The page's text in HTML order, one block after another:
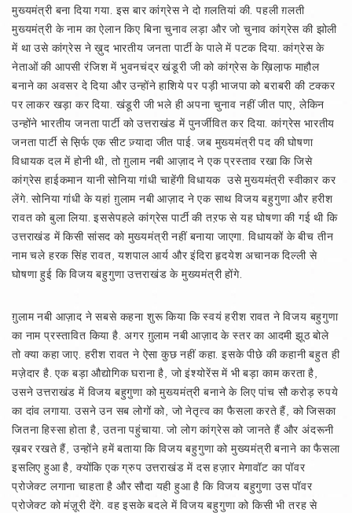
मुख्यमंत्री बना दिया गया. इस बार कांग्रेस ने दो ग़लतियां की. पहली ग़लती
मुख्यमंत्री के नाम का ऐलान किए बिना चुनाव लड़ा और जो चुनाव कांग्रेस की झोली
में था उसे कांग्रेस ने ख़ुद भारतीय जनता पार्टी के पाले में पटक दिया. कांग्रेस के
नेताओं की आपसी रंजिश में भुवनचंद्र खंडूरी जी को कांग्रेस के ख़िला़फ माहौल
बनाने का अवसर दे दिया और उन्होंने हाशिये पर पड़ी भाजपा को बराबरी की टक्कर
पर लाकर खड़ा कर दिया. खंडूरी जी भले ही अपना चुनाव नहीं जीत पाए, लेकिन
उन्होंने भारतीय जनता पार्टी को उत्तराखंड में पुनर्जीवित कर दिया. कांग्रेस भारतीय
जनता पार्टी से स़िर्फ एक सीट ज़्यादा जीत पाई. जब मुख्यमंत्री पद की घोषणा
विधायक दल में होनी थी, तो ग़ुलाम नबी आज़ाद ने एक प्रस्ताव रखा कि जिसे
कांग्रेस हाईकमान यानी सोनिया गांधी चाहेंगी विधायक उसे मुख्यमंत्री स्वीकार कर
लेंगे. सोनिया गांधी के यहां ग़ुलाम नबी आज़ाद ने एक साथ विजय बहुगुणा और हरीश
रावत को बुला लिया. इससेपहले कांग्रेस पार्टी की तऱफ से यह घोषणा की गई थी कि
उत्तराखंड में किसी सांसद को मुख्यमंत्री नहीं बनाया जाएगा. विधायकों के बीच तीन
नाम चले हरक सिंह रावत, यशपाल आर्य और इंदिरा हृदयेश अचानक दिल्ली से
घोषणा हुई कि विजय बहुगुणा उत्तराखंड के मुख्यमंत्री होंगे.
ग़ुलाम नबी आज़ाद ने सबसे कहना शुरू किया कि स्वयं हरीश रावत ने विजय बहुगुणा
का नाम प्रस्तावित किया है. अगर ग़ुलाम नबी आज़ाद के स्तर का आदमी झूठ बोले
तो क्या कहा जाए. हरीश रावत ने ऐसा कुछ नहीं कहा. इसके पीछे की कहानी बहुत ही
मज़ेदार है. एक बड़ा औद्योगिक घराना है, जो इंश्योरेंस में भी बड़ा काम करता है,
उसने उत्तराखंड में विजय बहुगुणा को मुख्यमंत्री बनाने के लिए पांच सौ करोड़ रुपये
का दांव लगाया. उसने उन सब लोगों को, जो नेतृत्व का फैसला करते हैं, को जिसका
जितना हिस्सा होता है, उतना पहुंचाया. जो लोग कांग्रेस को जानते हैं और अंदरूनी
ख़बर रखते हैं, उन्होंने हमें बताया कि विजय बहुगुणा को मुख्यमंत्री बनाने का फैसला
इसलिए हुआ है, क्योंकि एक ग्रुप उत्तराखंड में दस हज़ार मेगावॉट का पॉवर
प्रोजेक्ट लगाना चाहता है और सौदा यही हुआ है कि विजय बहुगुणा उस पॉवर
प्रोजेक्ट को मंज़ूरी देंगे. वह इसके बदले में विजय बहुगुणा को किसी भी तरह से